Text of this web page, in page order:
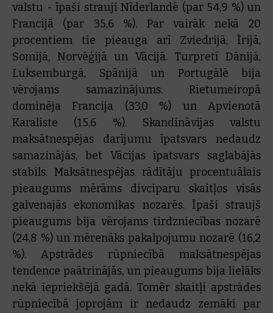
valstu - īpaši strauji Nīderlandē (par 54,9 %) un
Francijā (par 35,6 %). Par vairāk nekā 20
procentiem tie pieauga arī Zviedrijā, Īrijā,
Somijā, Norvēģijā un Vācijā. Turpretī Dānijā,
Luksemburgā, Spānijā un Portugālē bija
vērojams samazinājums. Rietumeiropā
dominēja Francija (33,0 %) un Apvienotā
Karaliste (15,6 %). Skandināvijas valstu
maksātnespējas darījumu īpatsvars nedaudz
samazinājās, bet Vācijas īpatsvars saglabājās
stabils. Maksātnespējas rādītāju procentuālais
pieaugums mērāms divciparu skaitļos visās
galvenajās ekonomikas nozarēs. Īpaši straujš
pieaugums bija vērojams tirdzniecības nozarē
(24,8 %) un mērenāks pakalpojumu nozarē (16,2
%). Apstrādes rūpniecībā maksātnespējas
tendence paātrinājās, un pieaugums bija lielāks
nekā iepriekšējā gadā. Tomēr skaitļi apstrādes
rūpniecībā joprojām ir nedaudz zemāki par